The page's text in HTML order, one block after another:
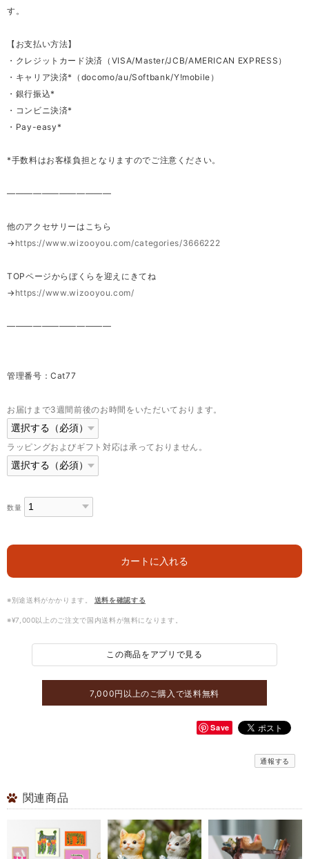
す。
【お支払い方法】
・クレジットカード決済（VISA/Master/JCB/AMERICAN EXPRESS）
・キャリア決済*（docomo/au/Softbank/Y!mobile）
・銀行振込*
・コンビニ決済*
・Pay-easy*
*手数料はお客様負担となりますのでご注意ください。
————————————
他のアクセサリーはこちら
→ https://www.wizooyou.com/categories/3666222
TOPページからぼくらを迎えにきてね
→ https://www.wizooyou.com/
————————————
管理番号：Cat77
お届けまで3週間前後のお時間をいただいております。
ラッピングおよびギフト対応は承っておりません。
数量
カートに入れる
※別途送料がかかります。 送料を確認する
※¥7,000以上のご注文で国内送料が無料になります。
この商品をアプリで見る
7,000円以上のご購入で送料無料
Save
通報する
関連商品